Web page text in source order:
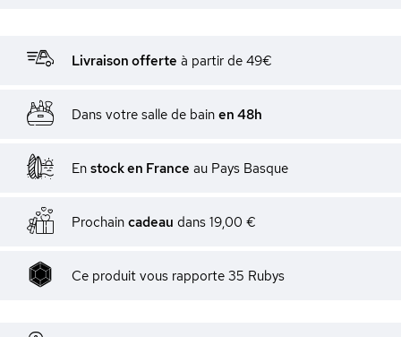
Livraison offerte à partir de 49€
Dans votre salle de bain en 48h
En stock en France au Pays Basque
Prochain cadeau dans 19,00 €
Ce produit vous rapporte 35 Rubys